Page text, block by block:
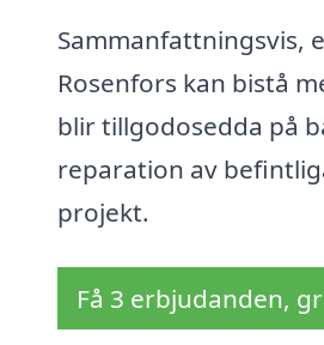
Sammanfattningsvis,
Rosenfors kan bistå
blir tillgodosedda på
reparation av
projekt.
Få 3 erbjudanden,